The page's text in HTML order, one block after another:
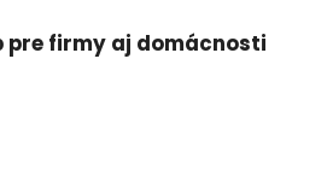
pre firmy aj domácnosti